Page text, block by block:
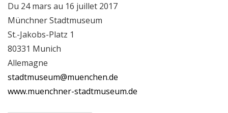
Du 24 mars au 16 juillet 2017
Münchner Stadtmuseum
St.-Jakobs-Platz 1
80331 Munich
Allemagne
stadtmuseum@muenchen.de
www.muenchner-stadtmuseum.de